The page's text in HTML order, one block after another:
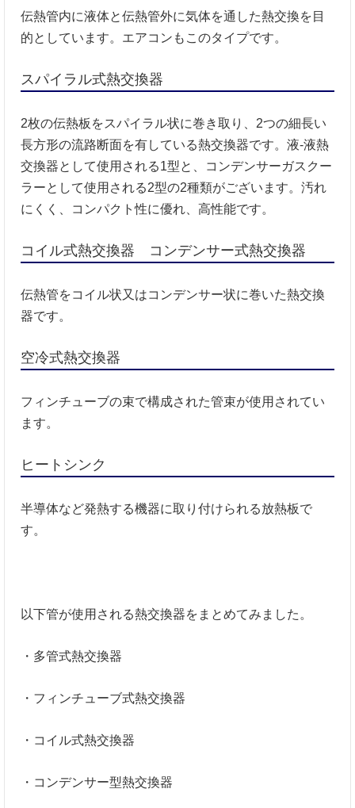
伝熱管内に液体と伝熱管外に気体を通した熱交換を目
的としています。エアコンもこのタイプです。
スパイラル式熱交換器
2枚の伝熱板をスパイラル状に巻き取り、2つの細長い
長方形の流路断面を有している熱交換器です。液-液熱
交換器として使用される1型と、コンデンサーガスクー
ラーとして使用される2型の2種類がございます。汚れ
にくく、コンパクト性に優れ、高性能です。
コイル式熱交換器 コンデンサー式熱交換器
伝熱管をコイル状又はコンデンサー状に巻いた熱交換
器です。
空冷式熱交換器
フィンチューブの束で構成された管束が使用されてい
ます。
ヒートシンク
半導体など発熱する機器に取り付けられる放熱板で
す。
以下管が使用される熱交換器をまとめてみました。
・多管式熱交換器
・フィンチューブ式熱交換器
・コイル式熱交換器
・コンデンサー型熱交換器